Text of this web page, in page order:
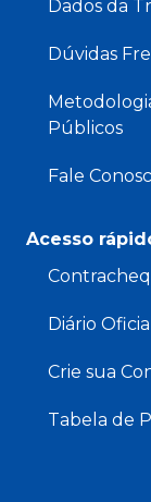
Dados da
Dúvidas
Públicos
Fale
Acesso
Diário Oficial
Crie sua
Tabela de